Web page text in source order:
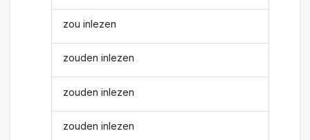
zou inlezen
zouden inlezen
zouden inlezen
zouden inlezen